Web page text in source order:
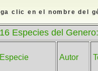
clic en el nombre del
16 Especies del
Especie Autor